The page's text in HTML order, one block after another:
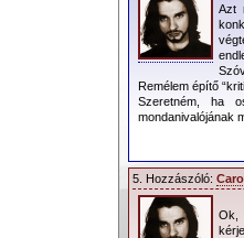
Azt
Remélem építő
Szeretném, ha
mondanivalójának
5. Hozzászóló:
Ok,